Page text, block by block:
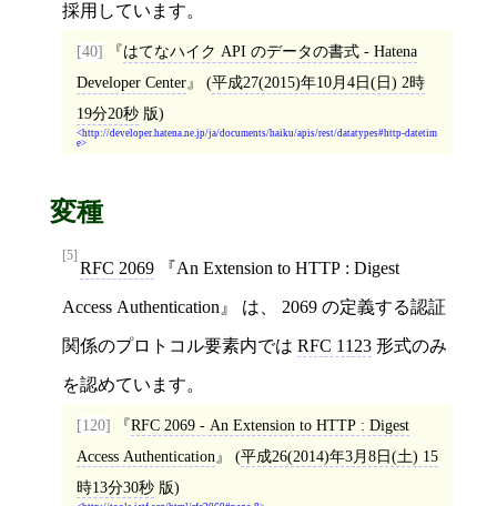
採用しています。
[40]
はてなハイク API のデータの書式 - Hatena
Developer Center
(平成27(2015)年10月4日(日) 2時
19分20秒版)
http://developer.hatena.ne.jp/ja/documents/haiku/apis/rest/datatypes#http-datetim
e
変種
[5]
RFC 2069 『An Extension to HTTP : Digest
Access Authentication』 は、 2069 の定義する認証
関係のプロトコル要素内では RFC 1123
を認めています。
[120]
RFC 2069 - An Extension to HTTP : Digest
Access Authentication
(平成26(2014)年3月8日(土) 15
時13分30秒版)